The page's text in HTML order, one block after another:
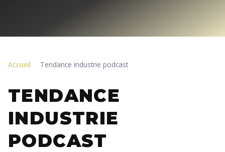
Accueil Tendance industrie podcast
TENDANCE
INDUSTRIE
PODCAST